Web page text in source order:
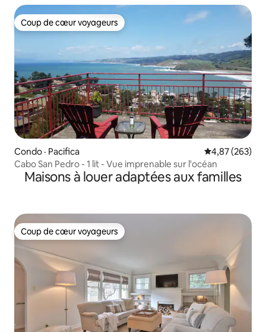
Coup de cœur voyageurs
Coup de cœur voyageurs
Condo · Pacifica Note
4,87 (263)
Cabo San Pedro - 1 lit - Vue imprenable sur l'océan
Maisons à louer adaptées aux familles
Coup de cœur voyageurs
Coup de cœur voyageurs